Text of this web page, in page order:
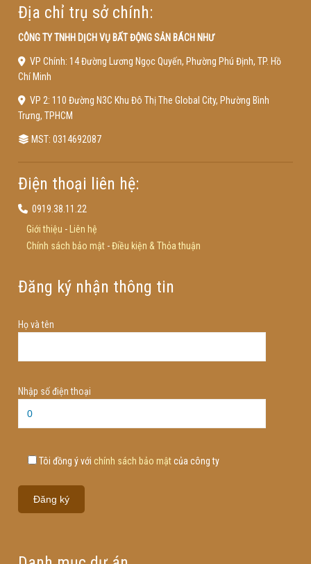
Địa chỉ trụ sở chính:
CÔNG TY TNHH DỊCH VỤ BẤT ĐỘNG SẢN BÁCH NHƯ
VP Chính: 14 Đường Lương Ngọc Quyến, Phường Phú Định, TP. Hồ
Chí Minh
VP 2: 110 Đường N3C Khu Đô Thị The Global City, Phường Bình
Trưng, TPHCM
MST: 0314692087
Điện thoại liên hệ:
0919.38.11.22
Giới thiệu -
Liên hệ
Chính sách bảo mật-Điều kiện & Thỏa thuận
Đăng ký nhận thông tin
Họ và tên
Nhập số điện thoại
Tôi đồng ý với chính sách bảo mậtcủa công ty